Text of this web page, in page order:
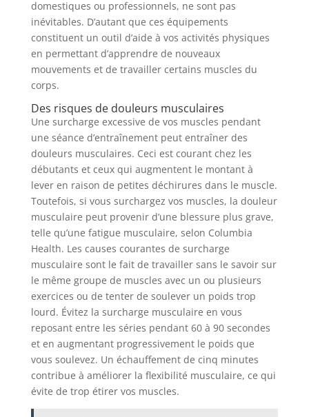
domestiques ou professionnels, ne sont pas
inévitables. D’autant que ces équipements
constituent un outil d’aide à vos activités physiques
en permettant d’apprendre de nouveaux
mouvements et de travailler certains muscles du
corps.
Des risques de douleurs musculaires
Une surcharge excessive de vos muscles pendant
une séance d’entraînement peut entraîner des
douleurs musculaires. Ceci est courant chez les
débutants et ceux qui augmentent le montant à
lever en raison de petites déchirures dans le muscle.
Toutefois, si vous surchargez vos muscles, la douleur
musculaire peut provenir d’une blessure plus grave,
telle qu’une fatigue musculaire, selon Columbia
Health. Les causes courantes de surcharge
musculaire sont le fait de travailler sans le savoir sur
le même groupe de muscles avec un ou plusieurs
exercices ou de tenter de soulever un poids trop
lourd. Évitez la surcharge musculaire en vous
reposant entre les séries pendant 60 à 90 secondes
et en augmentant progressivement le poids que
vous soulevez. Un échauffement de cinq minutes
contribue à améliorer la flexibilité musculaire, ce qui
évite de trop étirer vos muscles.